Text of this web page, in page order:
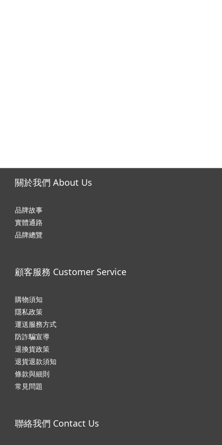
關於我們 About Us
品牌故事
實體通路
品牌總覽
顧客服務 Customer Service
購物須知
隱私政策
運送服務方式
防詐騙宣導
退換貨政策
退貨退款須知
條款與細則
常見問題
聯絡我們 Contact Us